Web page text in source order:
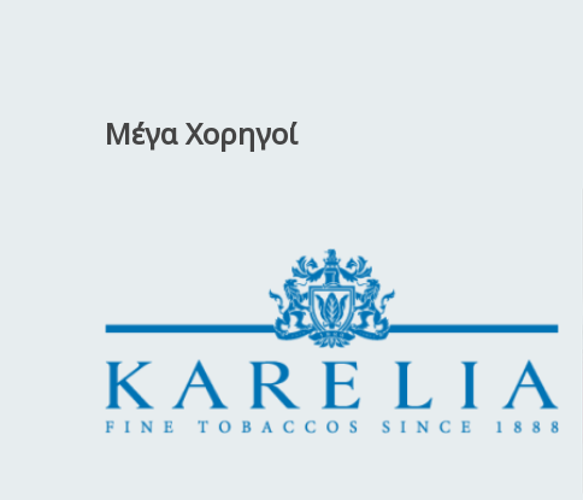
Μέγα Χορηγοί